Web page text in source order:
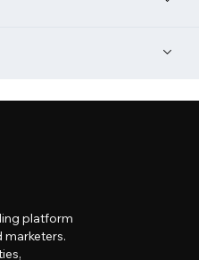
platform
marketers.